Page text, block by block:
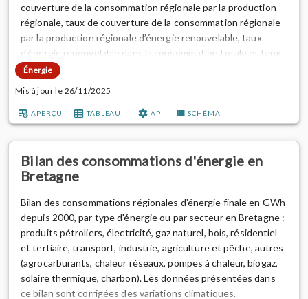
couverture de la consommation régionale par la production
régionale, taux de couverture de la consommation régionale
par la production régionale d’énergie renouvelable, taux
d'énergie renouvelable dans la consommation totale et taux
d'énergie fossile dans la consommation totale.
Sources :ADEME, AFPG, Agence ORE, AILE, Association
Météo Bretagne, Brest Métropole, Cerema, CE...
Énergie
Mis à jour le 26/11/2025
APERÇU TABLEAU API SCHÉMA
Bilan des consommations d'énergie en
Bretagne
Bilan des consommations régionales d'énergie finale en GWh
depuis 2000, par type d'énergie ou par secteur en Bretagne :
produits pétroliers, électricité, gaz naturel, bois, résidentiel
et tertiaire, transport, industrie, agriculture et pêche, autres
(agrocarburants, chaleur réseaux, pompes à chaleur, biogaz,
solaire thermique, charbon). Les données présentées dans
ce bilan sont corrigées des variations climatiques.